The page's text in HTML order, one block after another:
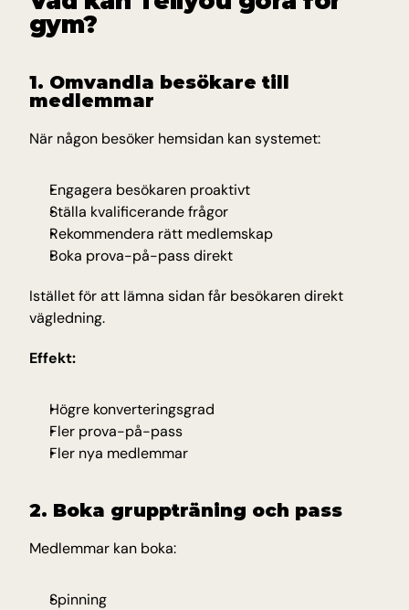
gym?
1. Omvandla besökare till
medlemmar
När någon besöker hemsidan kan systemet:
Engagera besökaren proaktivt
Ställa kvalificerande frågor
Rekommendera rätt medlemskap
Boka prova-på-pass direkt
Istället för att lämna sidan får besökaren direkt
vägledning.
Effekt:
Högre konverteringsgrad
Fler prova-på-pass
Fler nya medlemmar
2. Boka gruppträning och pass
Medlemmar kan boka:
Spinning